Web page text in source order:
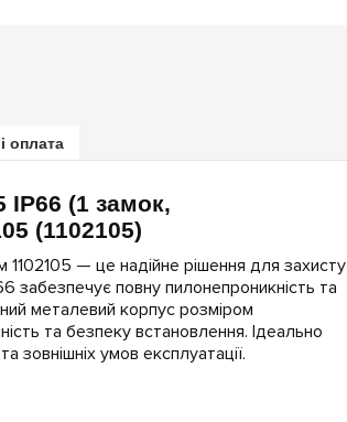
оплата
(1 замок,
(1102105)
— це надійне рішення для захисту
забезпечує повну пилонепроникність та
металевий корпус розміром
та безпеку встановлення. Ідеально
зовнішніх умов експлуатації.